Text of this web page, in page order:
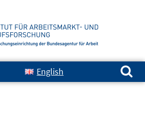
English
Suchen nach: